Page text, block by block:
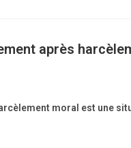
après
moral est une